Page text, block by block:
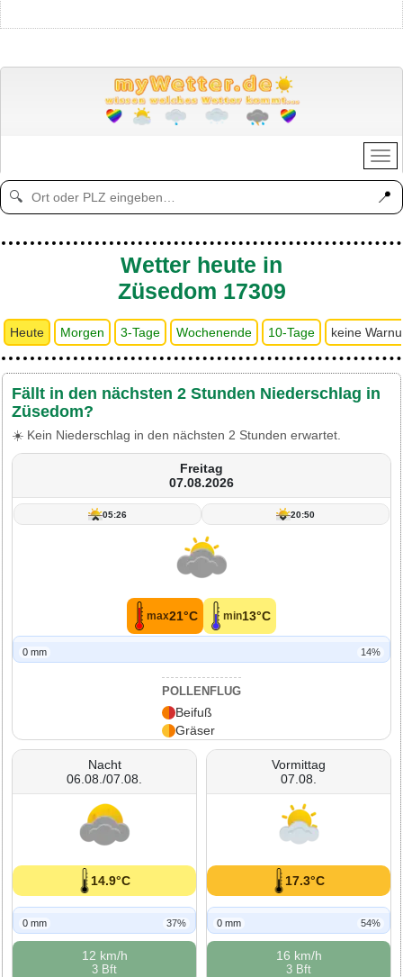
🔍 📍
Wetter heute in
Züsedom 17309
Heute Morgen 3-Tage Wochenende 10-Tage keine
Fällt in den nächsten 2 Stunden Niederschlag in
Züsedom?
☀️ Kein Niederschlag in den nächsten 2 Stunden erwartet.
Freitag
07.08.2026
05:26 20:50
max21°C min13°C
0 mm 14%
POLLENFLUG
Beifuß
Gräser
Nacht
06.08./07.08.
14.9°C
0 mm 37%
12 km/h
3 Bft
Vormittag
07.08.
17.3°C
0 mm 54%
16 km/h
3 Bft